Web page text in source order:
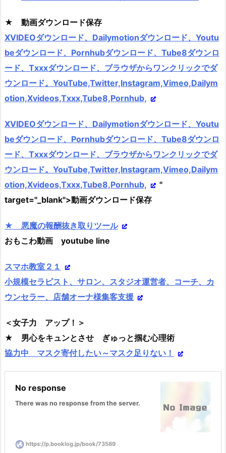
★ 動画ダウンロード保存
XVIDEOダウンロード、Dailymotionダウンロード、Youtu
beダウンロード、Pornhubダウンロード、Tube8ダウンロ
ード、Txxxダウンロード、ブラウザからワンクリックでダ
ウンロード。YouTube,Twitter,Instagram,Vimeo,Dailym
otion,Xvideos,Txxx,Tube8,Pornhub,
XVIDEOダウンロード、Dailymotionダウンロード、Youtu
beダウンロード、Pornhubダウンロード、Tube8ダウンロ
ード、Txxxダウンロード、ブラウザからワンクリックでダ
ウンロード。YouTube,Twitter,Instagram,Vimeo,Dailym
otion,Xvideos,Txxx,Tube8,Pornhub,
"
target="_blank">動画ダウンロード保存
★ 悪魔の報酬抜き取りツール
おもこわ動画 youtube line
スマホ教室２１
小規模セラピスト、サロン、スタジオ運営者、コーチ、カ
ウンセラー、店舗オーナ様集客支援
＜女子力 アップ！＞
★ 男心をキュンとさせ ぎゅっと掴む心理術
協力中 マスク寄付したい～マスク足りない！
No response
There was no response from the server.
https://p.booklog.jp/book/73589